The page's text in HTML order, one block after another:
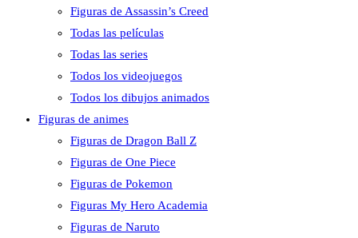
Figuras de Assassin’s Creed
Todas las películas
Todas las series
Todos los videojuegos
Todos los dibujos animados
Figuras de animes
Figuras de Dragon Ball Z
Figuras de One Piece
Figuras de Pokemon
Figuras My Hero Academia
Figuras de Naruto